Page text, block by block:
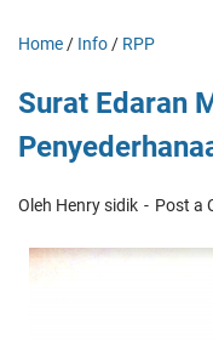
Home / Info / RPP
Surat Edaran
Oleh Henry sidik Post a